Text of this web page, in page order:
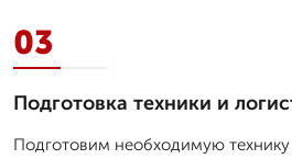
03
Подготовка техники и
Подготовим необходимую